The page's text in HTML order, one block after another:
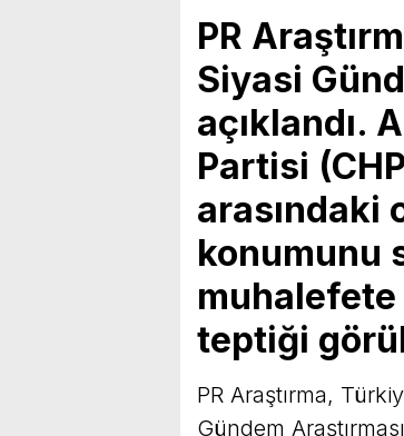
PR
Siyasi
açıklandı.
Partisi
arasındaki
konumunu
teptiği
PR Araştırma,
Gündem